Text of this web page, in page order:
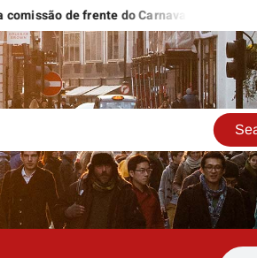
de frente do Carnaval 2027